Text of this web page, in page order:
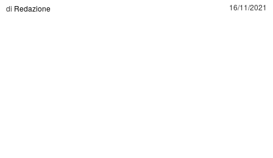
di Redazione 16/11/2021